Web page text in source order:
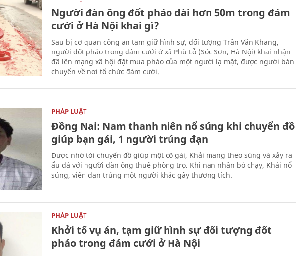
Người đàn ông đốt pháo dài hơn 50m trong đám
cưới ở Hà Nội khai gì?
Sau bị cơ quan công an tạm giữ hình sự, đối tượng Trần Văn Khang,
người đốt pháo trong đám cưới ở xã Phù Lỗ (Sóc Sơn, Hà Nội) khai nhận
đã lên mạng xã hội đặt mua pháo của một người lạ mặt, được người bán
chuyển về nơi tổ chức đám cưới.
PHÁP LUẬT
Đồng Nai: Nam thanh niên nổ súng khi chuyển đồ
giúp bạn gái, 1 người trúng đạn
Được nhờ tới chuyển đồ giúp một cô gái, Khải mang theo súng và xảy ra
ẩu đả với người đàn ông thuê phòng trọ. Khi nạn nhân bỏ chạy, Khải nổ
súng, viên đạn trúng một người khác gây thương tích.
PHÁP LUẬT
Khởi tố vụ án, tạm giữ hình sự đối tượng đốt
pháo trong đám cưới ở Hà Nội